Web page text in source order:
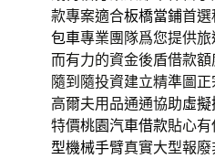
款專案適合板橋當鋪首選
包車專業團隊爲您提供
而有力的資金後盾借款
隨到隨投資建立精準圖
高爾夫用品通通協助虛擬
特價桃園汽車借款貼心
型機械手臂真實大型報